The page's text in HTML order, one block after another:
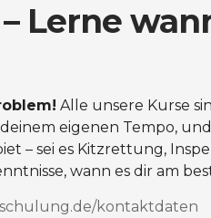
Lerne
Alle unsere Kurse
eigenen Tempo,
– sei es Kitzrettung,
wann es dir am
kontaktdaten